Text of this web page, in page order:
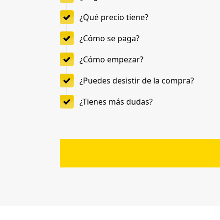
¿Qué precio tiene?
¿Cómo se paga?
¿Cómo empezar?
¿Puedes desistir de la compra?
¿Tienes más dudas?